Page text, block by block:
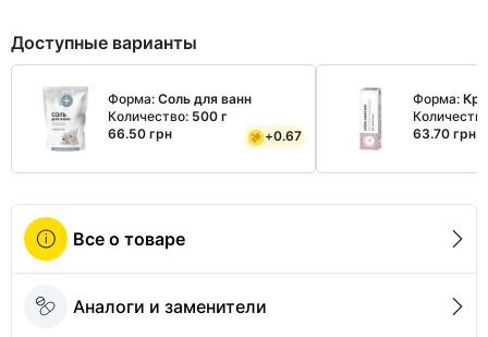
Доступные варианты
Форма: Соль для ванн
Количество: 500 г
66.50 грн
+0.67
Форма:
63.70 грн
Все о товаре
Аналоги и заменители